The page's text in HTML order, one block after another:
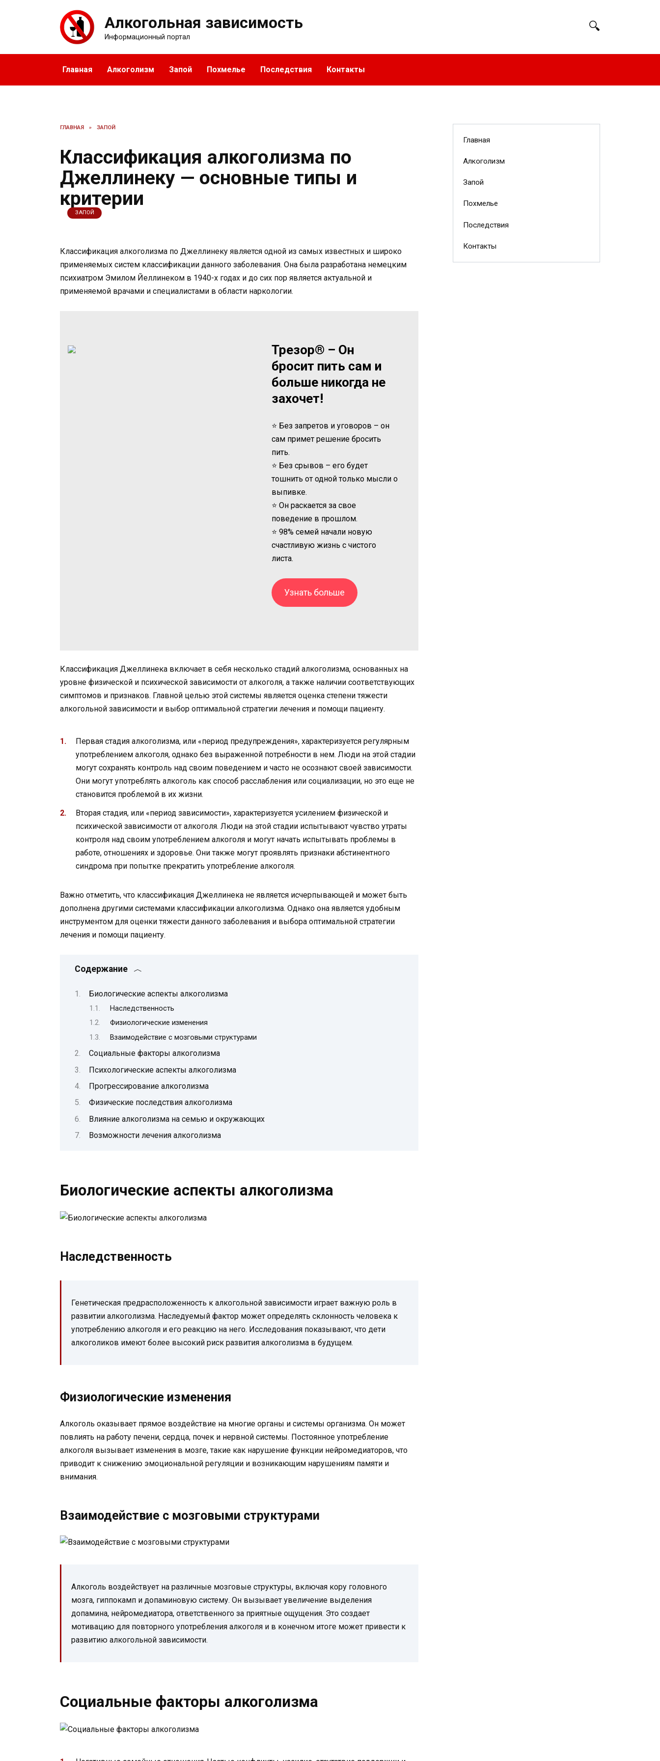
Алкогольная зависимость
Информационный портал
Главная Алкоголизм Запой Похмелье Последствия Контакты
ГЛАВНАЯ » ЗАПОЙ
Классификация алкоголизма по
Джеллинеку — основные типы и
критерии
ЗАПОЙ
Классификация алкоголизма по Джеллинеку является одной из самых известных и широко
применяемых систем классификации данного заболевания. Она была разработана немецким
психиатром Эмилом Йеллинеком в 1940-х годах и до сих пор является актуальной и
применяемой врачами и специалистами в области наркологии.
Трезор® – Он
бросит пить сам и
больше никогда не
захочет!
⭐ Без запретов и уговоров – он
сам примет решение бросить
пить.
⭐ Без срывов – его будет
тошнить от одной только мысли о
выпивке.
⭐ Он раскается за свое
поведение в прошлом.
⭐ 98% семей начали новую
счастливую жизнь с чистого
листа.
Узнать больше
Классификация Джеллинека включает в себя несколько стадий алкоголизма, основанных на
уровне физической и психической зависимости от алкоголя, а также наличии соответствующих
симптомов и признаков. Главной целью этой системы является оценка степени тяжести
алкогольной зависимости и выбор оптимальной стратегии лечения и помощи пациенту.
Первая стадия алкоголизма, или «период предупреждения», характеризуется регулярным
употреблением алкоголя, однако без выраженной потребности в нем. Люди на этой стадии
могут сохранять контроль над своим поведением и часто не осознают своей зависимости.
Они могут употреблять алкоголь как способ расслабления или социализации, но это еще не
становится проблемой в их жизни.
Вторая стадия, или «период зависимости», характеризуется усилением физической и
психической зависимости от алкоголя. Люди на этой стадии испытывают чувство утраты
контроля над своим употреблением алкоголя и могут начать испытывать проблемы в
работе, отношениях и здоровье. Они также могут проявлять признаки абстинентного
синдрома при попытке прекратить употребление алкоголя.
Важно отметить, что классификация Джеллинека не является исчерпывающей и может быть
дополнена другими системами классификации алкоголизма. Однако она является удобным
инструментом для оценки тяжести данного заболевания и выбора оптимальной стратегии
лечения и помощи пациенту.
Содержание
Биологические аспекты алкоголизма
Наследственность
Физиологические изменения
Взаимодействие с мозговыми структурами
Социальные факторы алкоголизма
Психологические аспекты алкоголизма
Прогрессирование алкоголизма
Физические последствия алкоголизма
Влияние алкоголизма на семью и окружающих
Возможности лечения алкоголизма
Биологические аспекты алкоголизма
Наследственность
Генетическая предрасположенность к алкогольной зависимости играет важную роль в
развитии алкоголизма. Наследуемый фактор может определять склонность человека к
употреблению алкоголя и его реакцию на него. Исследования показывают, что дети
алкоголиков имеют более высокий риск развития алкоголизма в будущем.
Физиологические изменения
Алкоголь оказывает прямое воздействие на многие органы и системы организма. Он может
повлиять на работу печени, сердца, почек и нервной системы. Постоянное употребление
алкоголя вызывает изменения в мозге, такие как нарушение функции нейромедиаторов, что
приводит к снижению эмоциональной регуляции и возникающим нарушениям памяти и
внимания.
Взаимодействие с мозговыми структурами
Алкоголь воздействует на различные мозговые структуры, включая кору головного
мозга, гиппокамп и допаминовую систему. Он вызывает увеличение выделения
допамина, нейромедиатора, ответственного за приятные ощущения. Это создает
мотивацию для повторного употребления алкоголя и в конечном итоге может привести к
развитию алкогольной зависимости.
Социальные факторы алкоголизма
Главная
Алкоголизм
Запой
Похмелье
Последствия
Контакты